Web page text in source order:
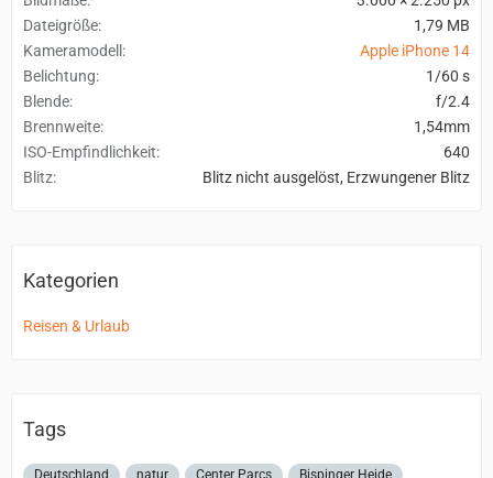
Dateigröße
1,79 MB
Kameramodell
Apple iPhone 14
Belichtung
1/60 s
Blende
f/2.4
Brennweite
1,54mm
ISO-Empfindlichkeit
640
Blitz
Blitz nicht ausgelöst, Erzwungener Blitz
Kategorien
Reisen & Urlaub
Tags
Deutschland natur Center Parcs Bispinger Heide